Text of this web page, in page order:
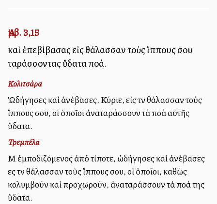
Ἀμβ. 3,15
καὶ ἐπεβίβασας εἰς θάλασσαν τοὺς ἵππους σου
ταράσσοντας ὕδατα πολλά.
Κολιτσάρα
Ὡδήγησες καὶ ἀνέβασες, Κύριε, εἰς τὴν θάλασσαν τοὺς
ἵππους σου, οἱ ὁποῖοι ἀναταράσσουν τὰ πολλὰ αὐτῆς
ὕδατα.
Τρεμπέλα
Μὴ ἐμποδιζόμενος ἀπὸ τίποτε, ὡδήγησες καὶ ἀνέβασες
ες τὴν θάλασσαν τοὺς ἵππους σου, οἱ ὁποῖοι, καθὼς
κολυμβοῦν καὶ προχωροῦν, ἀναταράσσουν τὰ πολλά της
ὕδατα.